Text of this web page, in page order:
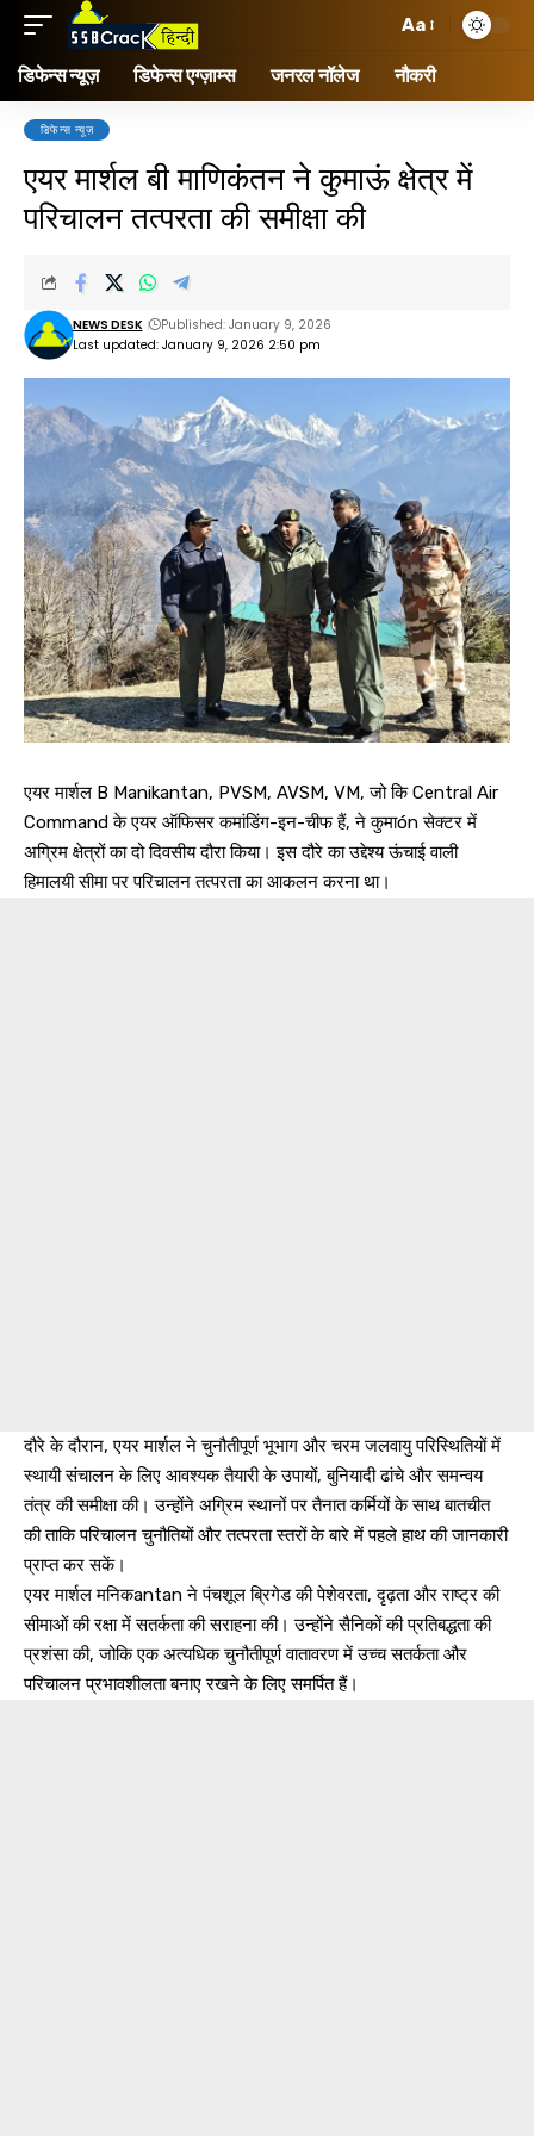
Aa
डिफेन्स न्यूज़ डिफेन्स एग्ज़ाम्स जनरल नॉलेज नौकरी
डिफेन्स न्यूज़
एयर मार्शल बी माणिकंतन ने कुमाऊं क्षेत्र में
परिचालन तत्परता की समीक्षा की
Last updated: January 9, 2026 2:50 pm
NEWS DESK Published: January 9, 2026
एयर मार्शल B Manikantan, PVSM, AVSM, VM, जो कि Central Air
Command के एयर ऑफिसर कमांडिंग-इन-चीफ हैं, ने कुमाón सेक्टर में
अग्रिम क्षेत्रों का दो दिवसीय दौरा किया। इस दौरे का उद्देश्य ऊंचाई वाली
हिमालयी सीमा पर परिचालन तत्परता का आकलन करना था।
दौरे के दौरान, एयर मार्शल ने चुनौतीपूर्ण भूभाग और चरम जलवायु परिस्थितियों में
स्थायी संचालन के लिए आवश्यक तैयारी के उपायों, बुनियादी ढांचे और समन्वय
तंत्र की समीक्षा की। उन्होंने अग्रिम स्थानों पर तैनात कर्मियों के साथ बातचीत
की ताकि परिचालन चुनौतियों और तत्परता स्तरों के बारे में पहले हाथ की जानकारी
प्राप्त कर सकें।
एयर मार्शल मनिकantan ने पंचशूल ब्रिगेड की पेशेवरता, दृढ़ता और राष्ट्र की
सीमाओं की रक्षा में सतर्कता की सराहना की। उन्होंने सैनिकों की प्रतिबद्धता की
प्रशंसा की, जोकि एक अत्यधिक चुनौतीपूर्ण वातावरण में उच्च सतर्कता और
परिचालन प्रभावशीलता बनाए रखने के लिए समर्पित हैं।